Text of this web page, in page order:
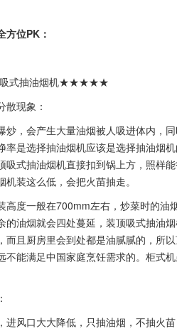
方位PK：
式抽油烟机★★★★★
散现象：
炒，会产生大量油烟被人吸进体内，
率是选择抽油烟机应该是选择抽油烟
吸式抽油烟机直接扣到锅上方，照样
装这么低，会把火苗抽走。
高度一般在700mm左右，炒菜时的油
的油烟就会四处蔓延，装顶吸式抽油
而且厨房里会到处都是油腻腻的，所
不能满足中国家庭烹饪需求的。柜式
进风口大大降低，只抽油烟，不抽火